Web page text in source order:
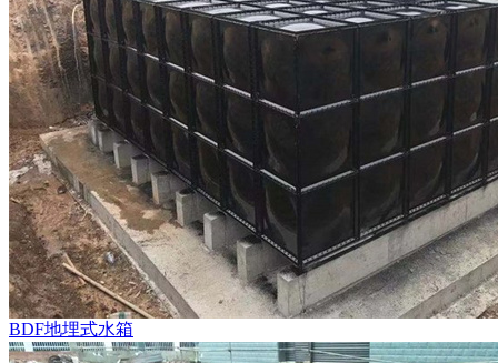
BDF地埋式水箱